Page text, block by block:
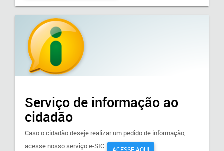
Serviço de informação ao
cidadão
Caso o cidadão deseje realizar um pedido de informação,
acesse nosso serviço e-SIC.